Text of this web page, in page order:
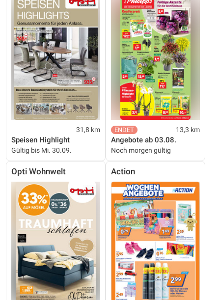
31,8 km
Speisen Highlight
Gültig bis Mi. 30.09.
13,3 km
Angebote ab 03.08.
Noch morgen gültig
Opti Wohnwelt Action